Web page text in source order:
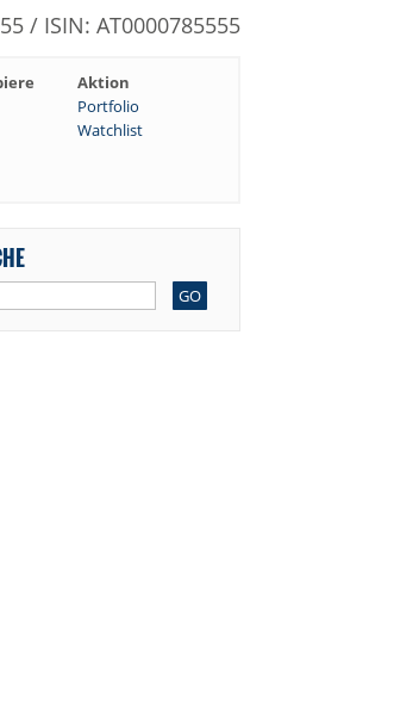
/ ISIN: AT0000785555
Aktion
Portfolio
Watchlist
GO